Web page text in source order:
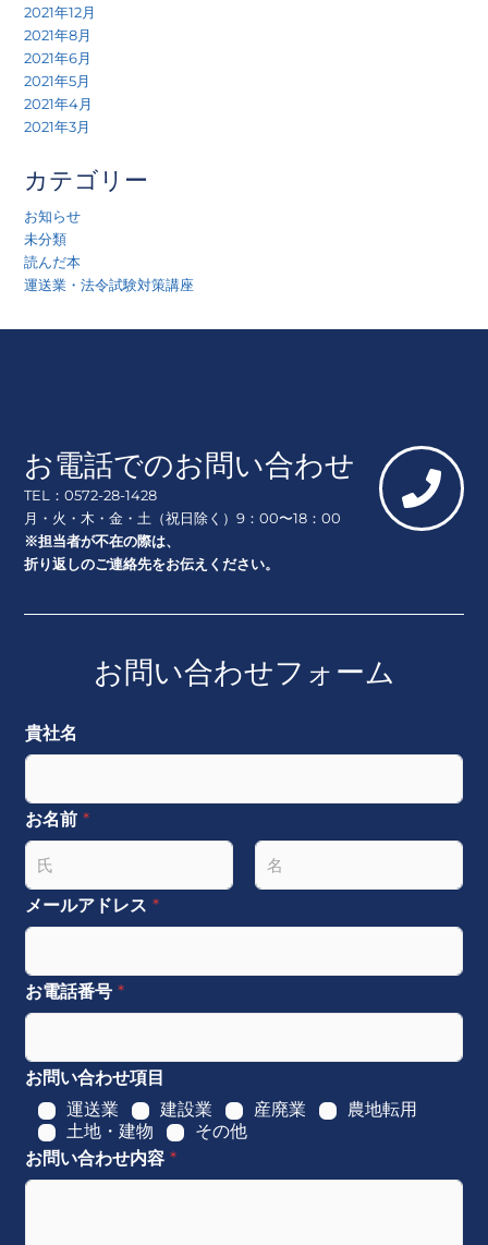
2021年12月
2021年8月
2021年6月
2021年5月
2021年4月
2021年3月
カテゴリー
お知らせ
未分類
読んだ本
運送業・法令試験対策講座
お電話でのお問い合わせ
TEL：0572-28-1428
月・火・木・金・土（祝日除く）9：00〜18：00
※担当者が不在の際は、
折り返しのご連絡先をお伝えください。
お問い合わせフォーム
貴社名
お名前*
名
メールアドレス*
お電話番号*
お問い合わせ項目
運送業
建設業 産廃業
農地転用
土地・建物
その他
お問い合わせ内容*